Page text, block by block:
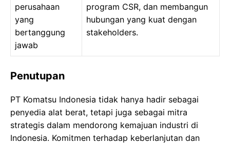
perusahaan
yang
bertanggung
jawab
program CSR, dan membangun
hubungan yang kuat dengan
stakeholders.
Penutupan
PT Komatsu Indonesia tidak hanya hadir sebagai
penyedia alat berat, tetapi juga sebagai mitra
strategis dalam mendorong kemajuan industri di
Indonesia. Komitmen terhadap keberlanjutan dan